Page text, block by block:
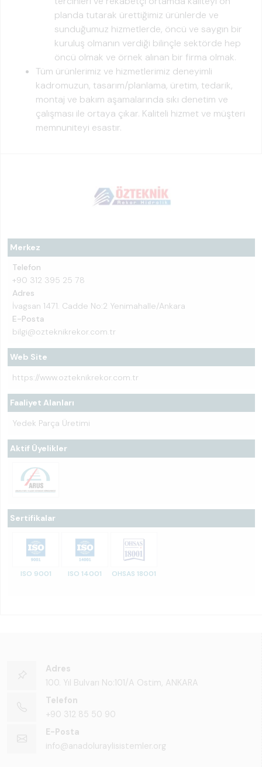
Merkez
Telefon
+90 312 395 25 78
Adres
İvagsan 1471. Cadde No:2 Yenimahalle/Ankara
E-Posta
bilgi@ozteknikrekor.com.tr
Web Site
https://www.ozteknikrekor.com.tr
Faaliyet Alanları
Yedek Parça Üretimi
Aktif Üyelikler
Sertifikalar
ISO 9001 ISO 14001 OHSAS 18001
planda tutarak ürettiğimiz ürünlerde ve
sunduğumuz hizmetlerde, öncü ve saygın bir
kuruluş olmanın verdiği bilinçle sektörde hep
öncü olmak ve örnek alınan bir firma olmak.
Tüm ürünlerimiz ve hizmetlerimiz deneyimli
kadromuzun, tasarım/planlama, üretim, tedarik,
montaj ve bakım aşamalarında sıkı denetim ve
çalışması ile ortaya çıkar. Kaliteli hizmet ve müşteri
memnuniteyi esastır.
Adres
100. Yıl Bulvarı No:101/A Ostim, ANKARA
Telefon
+90 312 85 50 90
E-Posta
info@anadoluraylisistemler.org